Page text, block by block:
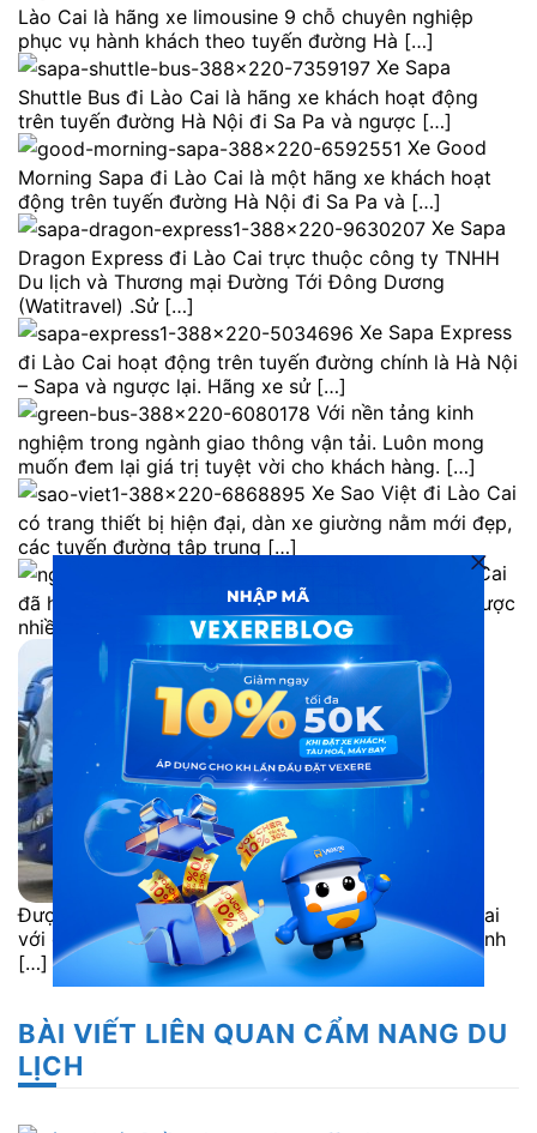
Lào Cai là hãng xe limousine 9 chỗ chuyên nghiệp
phục vụ hành khách theo tuyến đường Hà […]
Xe Sapa
Shuttle Bus đi Lào Cai là hãng xe khách hoạt động
trên tuyến đường Hà Nội đi Sa Pa và ngược […]
Xe Good
Morning Sapa đi Lào Cai là một hãng xe khách hoạt
động trên tuyến đường Hà Nội đi Sa Pa và […]
Xe Sapa
Dragon Express đi Lào Cai trực thuộc công ty TNHH
Du lịch và Thương mại Đường Tới Đông Dương
(Watitravel) .Sử […]
Xe Sapa Express
đi Lào Cai hoạt động trên tuyến đường chính là Hà Nội
– Sapa và ngược lại. Hãng xe sử […]
Với nền tảng kinh
nghiệm trong ngành giao thông vận tải. Luôn mong
muốn đem lại giá trị tuyệt vời cho khách hàng. […]
Xe Sao Việt đi Lào Cai
có trang thiết bị hiện đại, dàn xe giường nằm mới đẹp,
các tuyến đường tập trung […]
Xe Ngân Hà đi Lào Cai
đã hoạt động trong thời gian khá lâu. Và đã nhận được
nhiều sự tin tưởng từ […]
Được thành lập năm 1999, xe Hưng Thành đi Lào Cai
với đội ngũ cán bộ công nhân viên lành nghề, có trình
[…]
BÀI VIẾT LIÊN QUAN CẨM NANG DU
LỊCH